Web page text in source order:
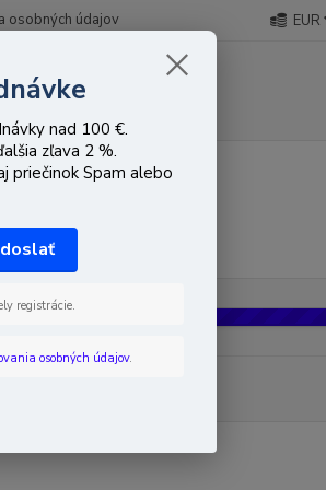
osobných údajov EUR
nad 100 €.
zľava 2 %.
priečinok Spam alebo
registrácie.
osobných údajov.